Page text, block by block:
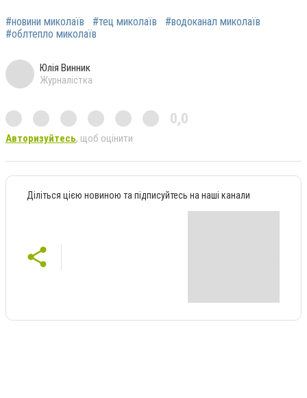
#новини миколаїв #тец миколаїв
#водоканал миколаїв
#облтепло миколаїв
Юлія Винник
Журналістка
0,0
Авторизуйтесь, щоб оцінити
Діліться цією новиною та підписуйтесь на наші канали